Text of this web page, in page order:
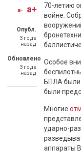
a- a+
Опубл.
3 года
назад
Обновлено
3 года
назад
70-летию
войне.
Особое
БПЛА были
были
Многие
ударно-
аппараты